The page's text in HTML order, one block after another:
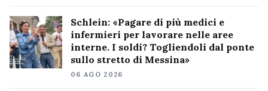
Schlein: «Pagare di più medici e
infermieri per lavorare nelle aree
interne. I soldi? Togliendoli dal ponte
sullo stretto di Messina»
06 AGO 2026